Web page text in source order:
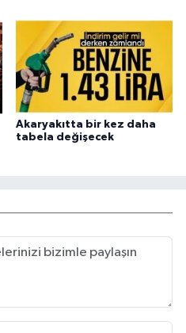
Akaryakıtta bir kez daha
tabela değişecek